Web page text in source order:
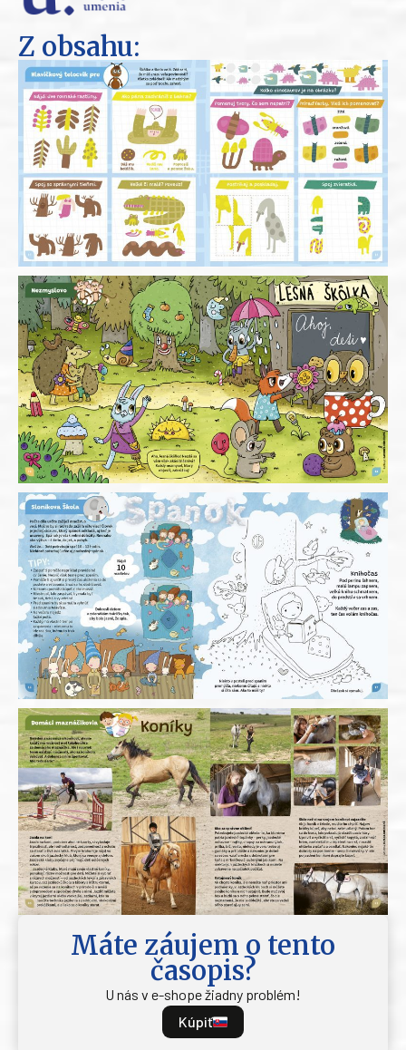
Z obsahu:
Máte záujem o tento
časopis?
U nás v e-shope žiadny problém!
Kúpiť